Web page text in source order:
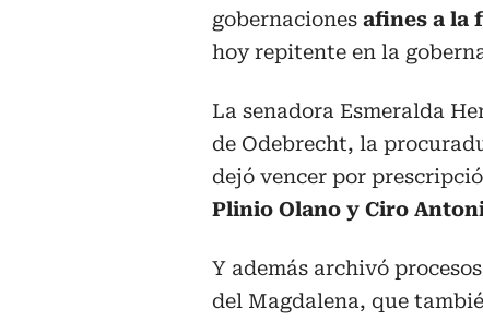
gobernaciones afines a la
hoy repitente en la
La senadora Esmeralda
de Odebrecht, la
dejó vencer por
Plinio Olano y Ciro
Y además archivó
del Magdalena, que